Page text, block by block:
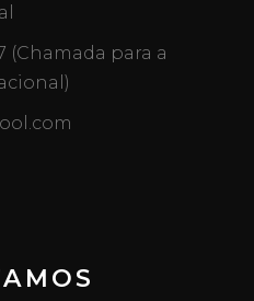
(Chamada para a